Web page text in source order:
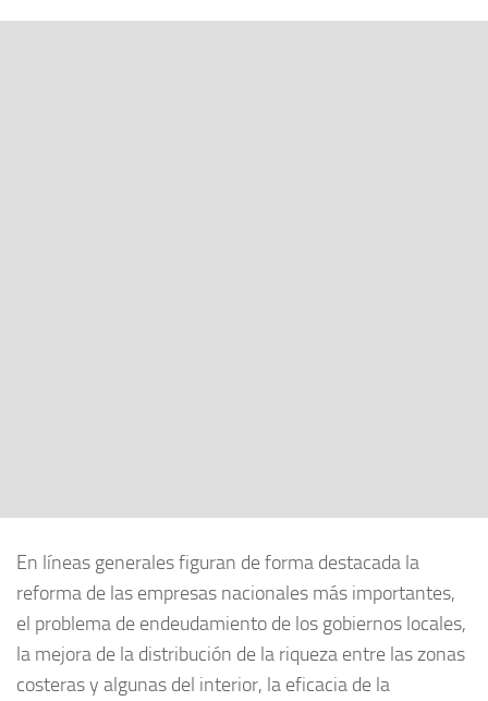
En líneas generales figuran de forma destacada la
reforma de las empresas nacionales más importantes,
el problema de endeudamiento de los gobiernos locales,
la mejora de la distribución de la riqueza entre las zonas
costeras y algunas del interior, la eficacia de la